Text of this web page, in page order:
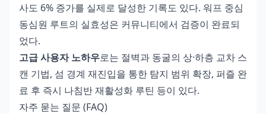
사도 6% 증가를 실제로 달성한 기록도 있다. 워프 중심
동심원 루트의 실효성은 커뮤니티에서 검증이 완료되
었다.
고급 사용자 노하우로는 절벽과 동굴의 상·하층 교차 스
캔 기법, 섬 경계 재진입을 통한 탐지 범위 확장, 퍼즐 완
료 후 즉시 나침반 재활성화 루틴 등이 있다.
자주 묻는 질문 (FAQ)